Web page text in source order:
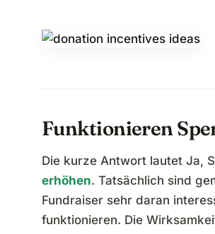
Funktionieren
Die kurze Antwort lautet Ja,
erhöhen. Tatsächlich sind
Fundraiser sehr daran
funktionieren. Die